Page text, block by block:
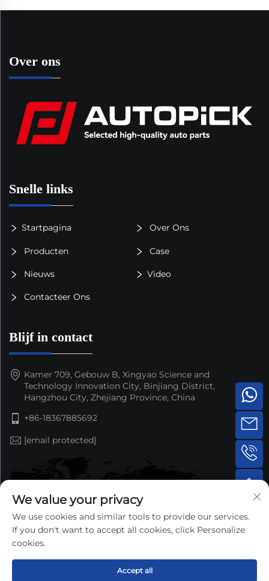
Over ons
Snelle links
Startpagina Over Ons
Producten Case
Nieuws Video
Contacteer Ons
Blijf in contact
Kamer 709, Gebouw B, Xingyao Science and
Technology Innovation City, Binjiang District,
Hangzhou City, Zhejiang Province, China
+86-18367885692
[email protected]
We value your privacy
We use cookies and similar tools to provide our services.
If you don't want to accept all cookies, click Personalize
cookies.
Accept all